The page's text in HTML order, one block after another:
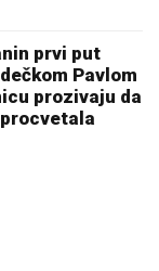
prvi put
Pavlom
prozivaju da